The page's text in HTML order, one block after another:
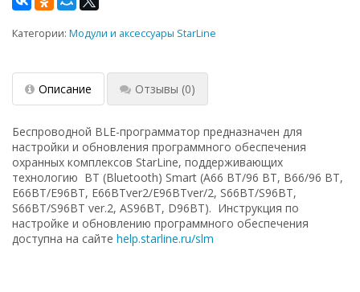
Категории: Модули и аксессуары StarLine
Описание Отзывы (0)
Беспроводной BLE-программатор предназначен для
настройки и обновления программного обеспечения
охранных комплексов StarLine, поддерживающих
технологию BT (Bluetooth) Smart (A66 BT/96 BT, B66/96 BT,
E66BT/E96BT, E66BTver2/E96BTver/2, S66BT/S96BT,
S66BT/S96BT ver.2, AS96BT, D96BT). Инструкция по
настройке и обновлению программного обеспечения
доступна на сайте help.starline.ru/slm